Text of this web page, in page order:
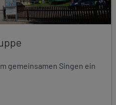
gemeinsamen Singen ein